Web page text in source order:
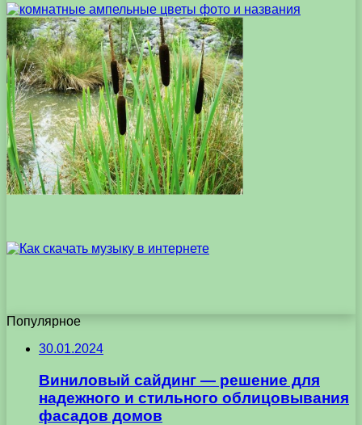
Популярное
30.01.2024
Виниловый сайдинг — решение для
надежного и стильного облицовывания
фасадов домов